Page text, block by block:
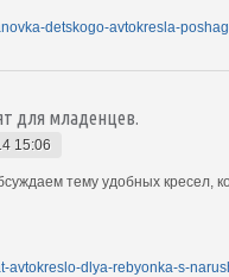
detskogo-avtokresla-
для младенцев.
15:06
тему удобных кресел,
avtokreslo-dlya-rebyonka-s-